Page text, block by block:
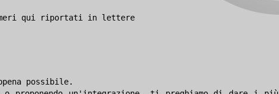
qui riportati in lettere
possibile.